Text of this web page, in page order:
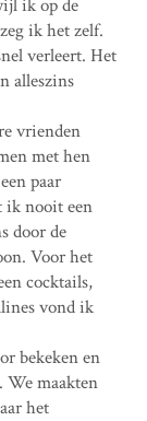
ik op de
ik het zelf.
verleert. Het
alleszins
vrienden
met hen
paar
ik nooit een
door de
Voor het
cocktails,
vond ik
bekeken en
We maakten
het